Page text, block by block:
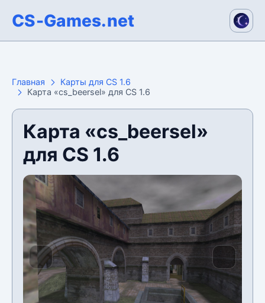
CS-Games.net
Главная
Карты для CS 1.6
Карта «cs_beersel» для CS 1.6
Карта «cs_beersel»
для CS 1.6